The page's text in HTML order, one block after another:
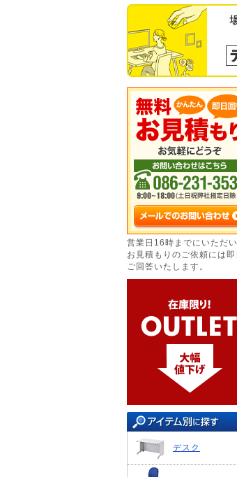
営業日16時までにいただ
お見積もりのご依頼には即
ご回答いたします。
デスク